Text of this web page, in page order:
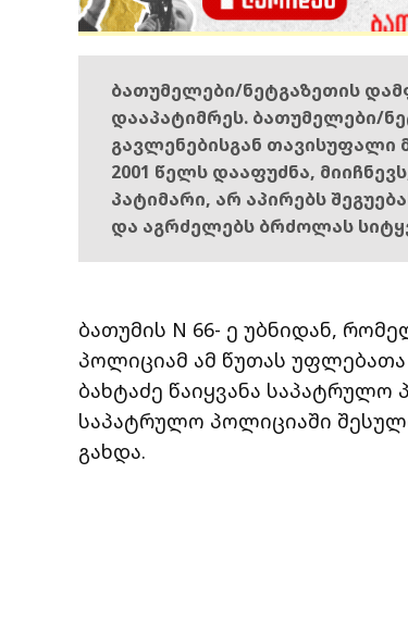
ბათუმელები/ნეტგაზეთის
დააპატიმრეს. ბათუმელები/
გავლენებისგან
2001 წელს დააფუძნა,
პატიმარი, არ აპირებს
და აგრძელებს ბრძოლას
ბათუმის N 66- ე უბნიდან,
პოლიციამ ამ წუთას
ბახტაძე წაიყვანა
საპატრულო პოლიციაში
გახდა.